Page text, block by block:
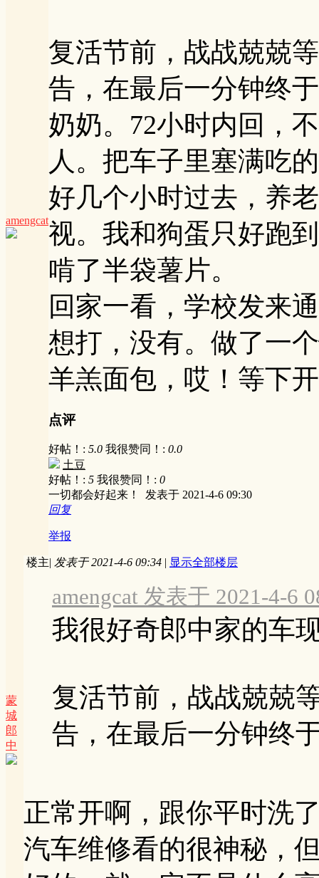
amengcat
复活节前，战战兢兢
告，在最后一分钟终
奶奶。72小时内回，
人。把车子里塞满吃
好几个小时过去，养
视。我和狗蛋只好跑
啃了半袋薯片。
回家一看，学校发来
想打，没有。做了一
羊羔面包，哎！等下
点评
好帖！: 5.0 我很赞同！: 0.0
土豆
好帖！: 5 我很赞同！: 0
一切都会好起来！ 发表于 2021-4-6 09:30
回复
举报
蒙
城
郎
中
楼主| 发表于 2021-4-6 09:34 | 显示全部楼层
amengcat 发表于 2021-4-6
我很好奇郎中家的车
复活节前，战战兢兢
告，在最后一分钟终
正常开啊，跟你平时洗
汽车维修看的很神秘，